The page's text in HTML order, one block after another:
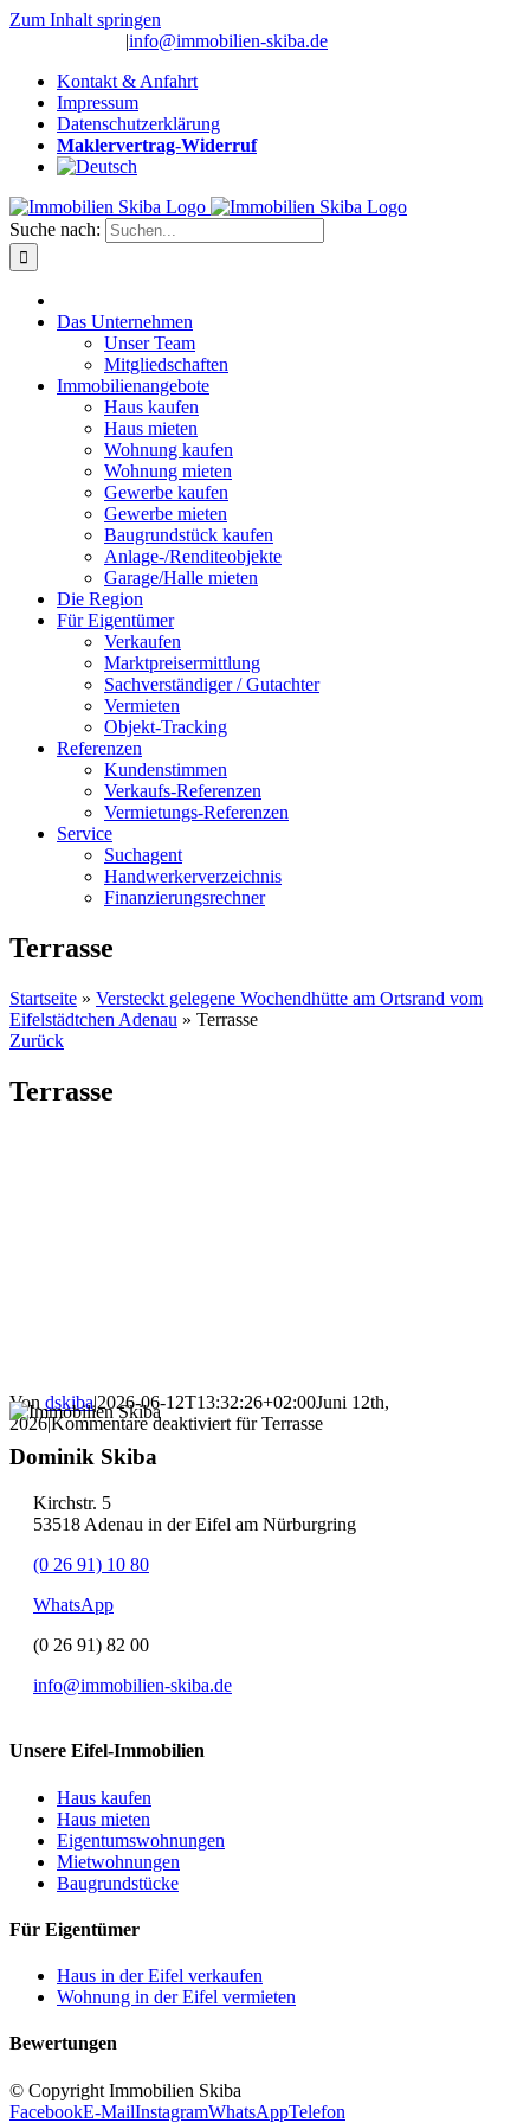
Zum Inhalt springen
|info@immobilien-skiba.de
Kontakt & Anfahrt
Impressum
Datenschutzerklärung
Maklervertrag-Widerruf
Suche nach:
Das Unternehmen
Unser Team
Mitgliedschaften
Immobilienangebote
Haus kaufen
Haus mieten
Wohnung kaufen
Wohnung mieten
Gewerbe kaufen
Gewerbe mieten
Baugrundstück kaufen
Anlage-/Renditeobjekte
Garage/Halle mieten
Die Region
Für Eigentümer
Verkaufen
Marktpreisermittlung
Sachverständiger / Gutachter
Vermieten
Objekt-Tracking
Referenzen
Kundenstimmen
Verkaufs-Referenzen
Vermietungs-Referenzen
Service
Suchagent
Handwerkerverzeichnis
Finanzierungsrechner
Terrasse
Startseite » Versteckt gelegene Wochendhütte am Ortsrand vom
Eifelstädtchen Adenau » Terrasse
Zurück
Terrasse
Von dskiba|2026-06-12T13:32:26+02:00Juni 12th,
2026|Kommentare deaktiviert für Terrasse
Dominik Skiba
Kirchstr. 5
53518 Adenau in der Eifel am Nürburgring
(0 26 91) 10 80
WhatsApp
(0 26 91) 82 00
info@immobilien-skiba.de
Unsere Eifel-Immobilien
Haus kaufen
Haus mieten
Eigentumswohnungen
Mietwohnungen
Baugrundstücke
Für Eigentümer
Haus in der Eifel verkaufen
Wohnung in der Eifel vermieten
Bewertungen
© Copyright Immobilien Skiba
FacebookE-MailInstagramWhatsAppTelefon